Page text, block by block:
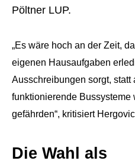
Pöltner LUP.
„Es wäre hoch an der Zeit,
eigenen Hausaufgaben
Ausschreibungen sorgt, statt
funktionierende Bussysteme
gefährden“, kritisiert
Die Wahl als